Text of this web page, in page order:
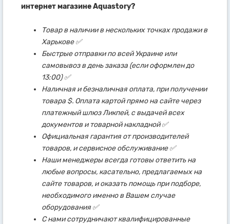
интернет магазине Aquastory?
Товар в наличии в нескольких точках продажи в
Харькове ✅
Быстрые отправки по всей Украине или
самовывоз в день заказа (если оформлен до
13:00) ✅
Наличная и безналичная оплата, при получении
товара $. Оплата картой прямо на сайте через
платежный шлюз Ликпей, с выдачей всех
документов и товарной накладной ✅
Официальная гарантия от производителей
товаров, и сервисное обслуживание ✅
Наши менеджеры всегда готовы ответить на
любые вопросы, касательно, предлагаемых на
сайте товаров, и оказать помощь при подборе,
необходимого именно в Вашем случае
оборудования ✅
С нами сотрудничают квалифицированные